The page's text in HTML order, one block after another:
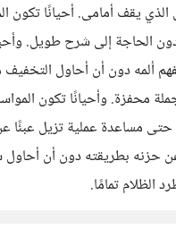
يقف أمامى. أحيانًا
الحاجة إلى شرح طويل.
ألمه دون أن أحاول
وأحيانًا تكون
مساعدة عملية تزيل
حزنه بطريقته دون أن أحاول
الظلام تمامًا.